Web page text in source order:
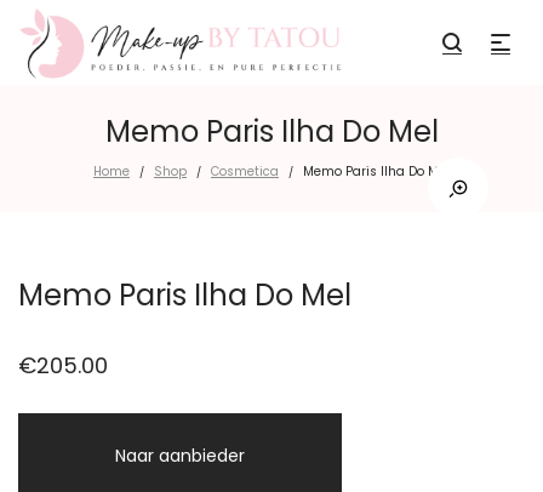
Memo Paris Ilha Do Mel
Home / Shop / Cosmetica / Memo Paris Ilha Do Mel
Memo Paris Ilha Do Mel
€205.00
Naar aanbieder